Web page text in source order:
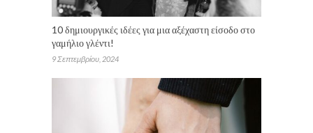
10 δημιουργικές ιδέες για μια αξέχαστη είσοδο στο
γαμήλιο γλέντι!
9 Σεπτεμβρίου, 2024